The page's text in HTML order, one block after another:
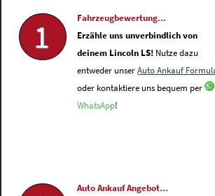
1
Fahrzeugbewertung...
Erzähle uns unverbindlich von
deinem Lincoln LS! Nutze dazu
entweder unserAuto Ankauf
oder kontaktiere uns bequem per
WhatsApp!
Auto Ankauf Angebot...